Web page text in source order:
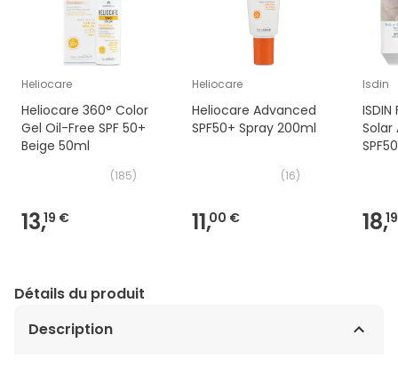
Heliocare
Heliocare 360° Color
Gel Oil-Free SPF 50+
Beige 50ml
(185)
13,19 €
Heliocare
Heliocare Advanced
SPF50+ Spray 200ml
(16)
11,00 €
Isdin
Solar
18,
Détails du produit
Description